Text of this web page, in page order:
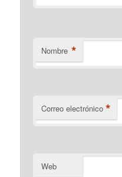
Nombre *
Correo electrónico *
Web